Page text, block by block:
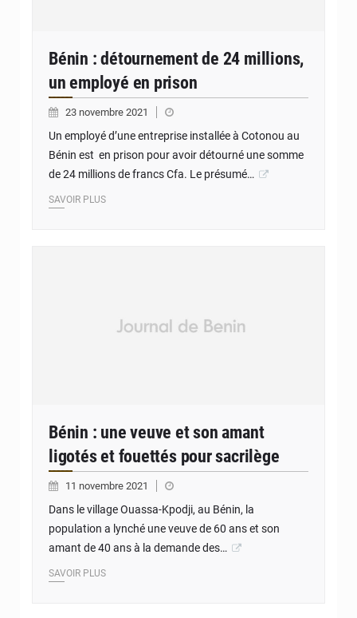
Bénin : détournement de 24 millions,
un employé en prison
23 novembre 2021
Un employé d’une entreprise installée à Cotonou au
Bénin est en prison pour avoir détourné une somme
de 24 millions de francs Cfa. Le présumé…
SAVOIR PLUS
Bénin : une veuve et son amant
ligotés et fouettés pour sacrilège
11 novembre 2021
Dans le village Ouassa-Kpodji, au Bénin, la
population a lynché une veuve de 60 ans et son
amant de 40 ans à la demande des…
SAVOIR PLUS